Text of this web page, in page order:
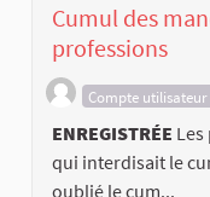
Cumul des
professions
Compte
ENREGISTRÉE
qui interdisait le
oublié le cum...